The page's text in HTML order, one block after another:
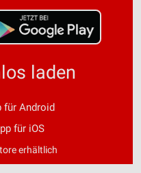
laden
Android
für iOS
erhältlich